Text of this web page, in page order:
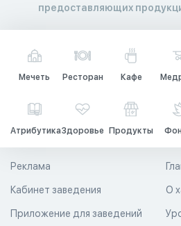
предоставляющих
Мечеть Ресторан Кафе
АтрибутикаЗдоровье Продукты
О
Реклама
Кабинет заведения
Приложение для заведений